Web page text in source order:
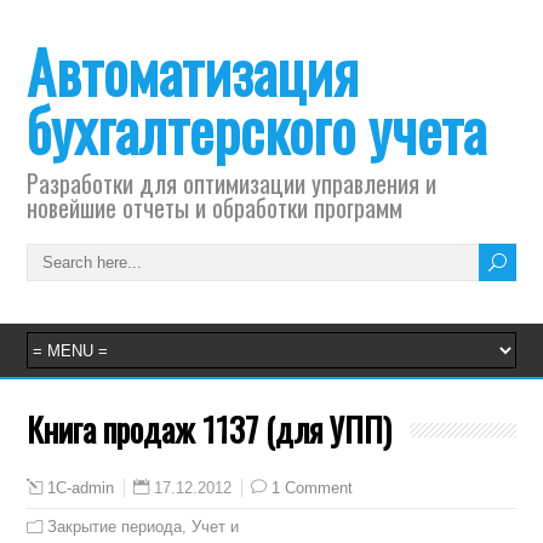
Автоматизация
бухгалтерского учета
Разработки для оптимизации управления и
новейшие отчеты и обработки программ
Книга продаж 1137 (для УПП)
1C-admin 17.12.2012 1 Comment
Закрытие периода,Учет и